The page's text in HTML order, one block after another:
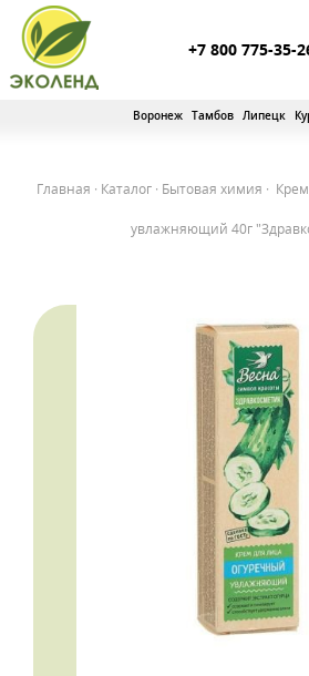
+7 800 775-35-
Воронеж Тамбов Липецк
Главная · Каталог · Бытовая химия ·
увлажняющий 40г